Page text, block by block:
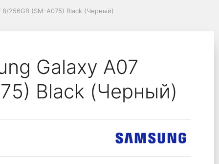
256GB (SM-A075) Black (Черный)
Galaxy A07
Black (Черный)